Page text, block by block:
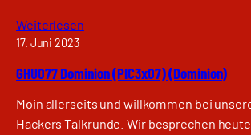
Weiterlesen
17. Juni 2023
GHU077 Dominion (PIC3x07) (Dominion)
Moin allerseits und willkommen bei
Hackers Talkrunde. Wir besprechen